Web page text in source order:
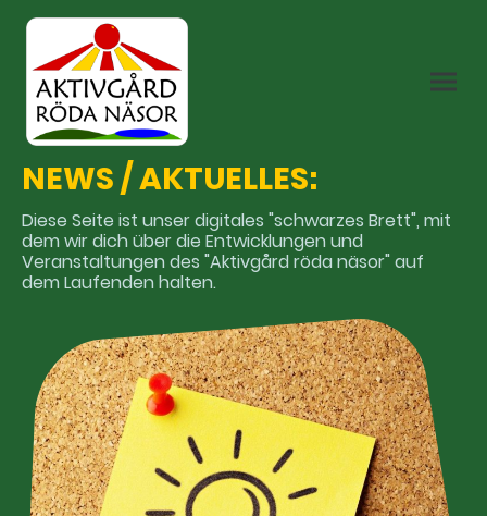
NEWS / AKTUELLES:
Diese Seite ist unser digitales "schwarzes Brett", mit
dem wir dich über die Entwicklungen und
Veranstaltungen des "Aktivgård röda näsor" auf
dem Laufenden halten.